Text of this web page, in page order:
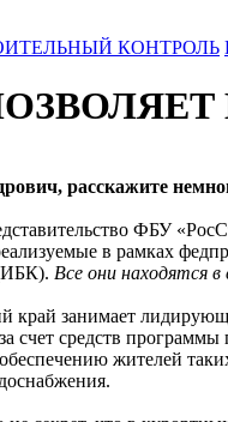
КОНТРОЛЬ
расскажите
ФБУ
в рамках
Все они находятся
край занимает
счет средств программы
жителей